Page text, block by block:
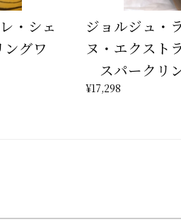
・シェ
グワ
ジョルジュ・
ヌ・エクスト
スパークリ
¥17,298